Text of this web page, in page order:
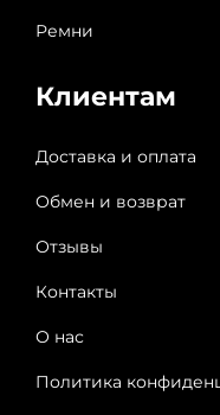
Ремни
Клиентам
Доставка и оплата
Обмен и возврат
Отзывы
Контакты
О нас
Политика